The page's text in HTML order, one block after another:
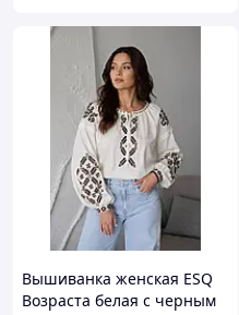
Вышиванка женская ESQ
Возраста белая с черным